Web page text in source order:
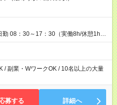
通勤・バイク通勤もOK ◆日当保証
ても 日当は全額お支払いします！ ◆
貸し出します。保証金は一切いただ
08：30～17：30（実働8h/休憩1h）
（実働8h/休憩1h） ※勤務地により勤
望のシフトで働ける！ 希望の勤務日
もございます
/ 副業・WワークOK / 10名以上の大量
募する 詳細へ